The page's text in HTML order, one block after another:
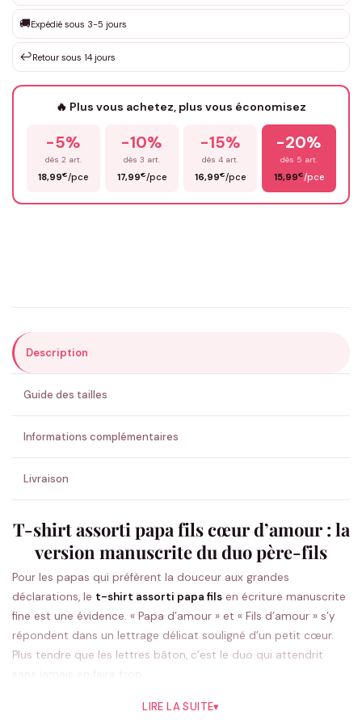
Que souhaitez-vous ?*
Votre texte / idée*
Prénom*
ENVOYER MA DEMANDE ✨
💚 Retour sous 24-48h🇫🇷 Flocage en France✅ Validation avant fabrication
🚚Expédié sous 3-5 jours
↩️Retour sous 14 jours
🔥 Plus vous achetez, plus vous économisez
-5%
dès 2 art.
18,99€/pce
-10%
dès 3 art.
17,99€/pce
-15%
dès 4 art.
16,99€/pce
-20%
dès 5 art.
15,99€/pce
Description
Guide des tailles
Informations complémentaires
Livraison
T-shirt assorti papa fils cœur d’amour : la
version manuscrite du duo père-fils
Pour les papas qui préfèrent la douceur aux grandes
déclarations, le t-shirt assorti papa fils en écriture manuscrite
fine est une évidence. « Papa d’amour » et « Fils d’amour » s’y
répondent dans un lettrage délicat souligné d’un petit cœur.
Plus tendre que les lettres bâton, c’est le duo qui attendrit
sans jamais en faire trop.
fête des pères, il fait aussi un
LIRE LA SUITE▾